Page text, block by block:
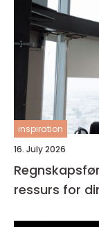
inspiration
16. July 2026
ressurs for